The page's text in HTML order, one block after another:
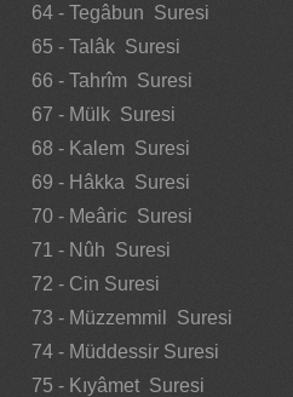
64 - Tegâbun Suresi
65 - Talâk Suresi
66 - Tahrîm Suresi
67 - Mülk Suresi
68 - Kalem Suresi
69 - Hâkka Suresi
70 - Meâric Suresi
71 - Nûh Suresi
72 - Cin Suresi
73 - Müzzemmil Suresi
74 - Müddessir Suresi
75 - Kıyâmet Suresi